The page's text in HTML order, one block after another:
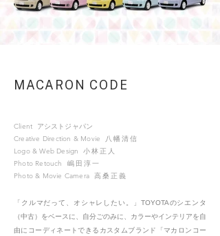
​MACARON CODE
Client アシストジャパン
Creative Direction & Movie 八幡清信
Logo & Web Design 小林正 人
Photo Retouch 嶋田淳一
Photo & Movie Camera 高桑正 義
「クルマだって、オシャレしたい。」TOYOTAのシエンタ
（中古）をベースに、自分ごのみに、カラーやインテリアを自
由にコーディネートできるカスタムブランド「マカロンコー